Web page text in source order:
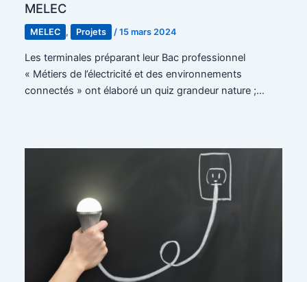
MELEC
MELEC , Projets /15 mars 2024
Les terminales préparant leur Bac professionnel
« Métiers de l’électricité et des environnements
connectés » ont élaboré un quiz grandeur nature ;…